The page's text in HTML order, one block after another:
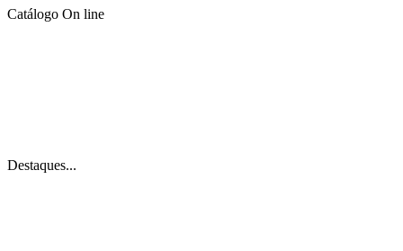
Catálogo On line
Destaques...